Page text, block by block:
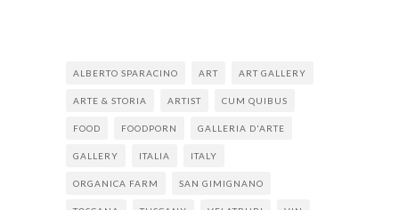
ALBERTO SPARACINO ART ART GALLERY
ARTE & STORIA ARTIST CUM QUIBUS
FOOD FOODPORN GALLERIA D'ARTE
GALLERY ITALIA ITALY
ORGANICA FARM SAN GIMIGNANO